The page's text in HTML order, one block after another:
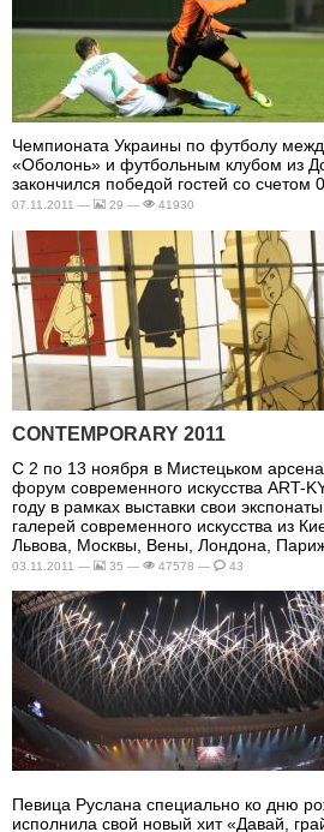
Чемпионата Украины по футболу
«Оболонь» и футбольным клубом из
закончился победой гостей со счетом
07.11.2011 — 29 — 41930
CONTEMPORARY 2011
С 2 по 13 ноября в Мистецьком
форум современного искусства ART-
году в рамках выставки свои
галерей современного искусства из
Львова, Москвы, Вены, Лондона,
03.11.2011 — 35 — 47578 — 43
Певица Руслана специально ко дню
исполнила свой ​​новый хит «Давай,